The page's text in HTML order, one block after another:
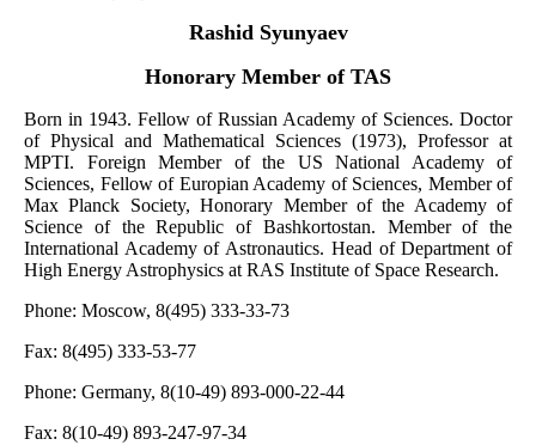
Rashid Syunyaev
Honorary Member of TAS
Born in 1943. Fellow of Russian Academy of Sciences. Doctor
of Physical and Mathematical Sciences (1973), Professor at
MPTI. Foreign Member of the US National Academy of
Sciences, Fellow of Europian Academy of Sciences, Member of
Max Planck Society, Honorary Member of the Academy of
Science of the Republic of Bashkortostan. Member of the
International Academy of Astronautics. Head of Department of
High Energy Astrophysics at RAS Institute of Space Research.
Phone: Moscow, 8(495) 333-33-73
Fax: 8(495) 333-53-77
Phone: Germany, 8(10-49) 893-000-22-44
Fax: 8(10-49) 893-247-97-34